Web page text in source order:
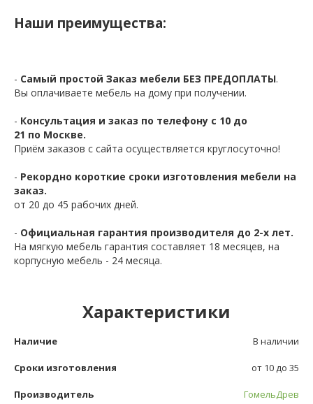
Наши преимущества:
- Самый простой Заказ мебели БЕЗ ПРЕДОПЛАТЫ.
Вы оплачиваете мебель на дому при получении.
- Консультация и заказ по телефону с 10 до
21 по Москве.
Приём заказов с сайта осуществляется круглосуточно!
- Рекордно короткие сроки изготовления мебели на
заказ.
от 20 до 45 рабочих дней.
- Официальная гарантия производителя до 2-х лет.
На мягкую мебель гарантия составляет 18 месяцев, на
корпусную мебель - 24 месяца.
Характеристики
Наличие В наличии
Сроки изготовления от 10 до 35
Производитель ГомельДрев